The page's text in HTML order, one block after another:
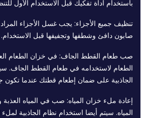
باستخدام أداة تفكيك قبل الاستخدام الأول
تنظيف جميع الأجزاء: يجب غسل الأجزاء
صابون دافئ وشطفها وتجفيفها قبل الاستخدام.
صب طعام القطط الجاف: في خزان الطعام
الطعام لاستخدامه في طعام القطط الجاف.
الجاذبية على ضمان إطعام قطتك عندما تكون
إعادة ملء خزان المياه: صب في المياه
المياه. سيتم أيضا استخدام نظام الجاذبية لملء